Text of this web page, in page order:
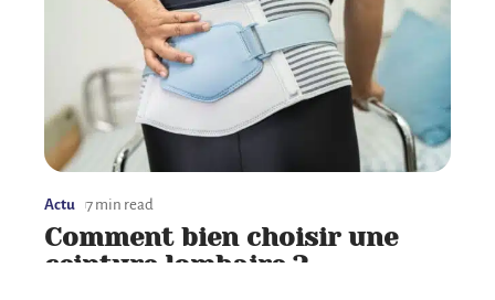
Actu 7 min read
Comment bien choisir une
ceinture lombaire ?